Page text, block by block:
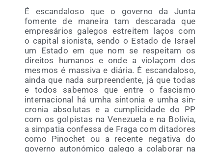
É escan­da­lo­so que o governo da Jun­ta
fomen­te de manei­ra tam des­ca­ra­da que
empre­sá­rios gale­gos estrei­tem laços com
o capi­tal sio­nis­ta, sen­do o Esta­do de Israel
um Esta­do em que nom se res­pei­tam os
direi­tos huma­nos e onde a vio­laçom dos
mes­mos é mas­si­va e diá­ria. É escan­da­lo­so,
ain­da que nada sur­preen­den­te, já que todas
e todos sabe­mos que entre o fas­cis­mo
inter­na­cio­nal há umha sin­to­nia e umha sin­
cro­nia abso­lu­tas e a cum­pli­ci­da­de do PP
com os gol­pis­tas na Vene­zue­la e na Bolí­via,
a sim­pa­tia con­fes­sa de Fra­ga com dita­do­res
como Pino­chet ou a recen­te nega­ti­va do
governo auto­nó­mi­co gale­go a cola­bo­rar na